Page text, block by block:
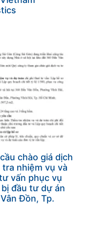
chào giá dịch
nhiệm vụ và
vấn phục vụ
đầu tư dự án
Đồn, Tp.